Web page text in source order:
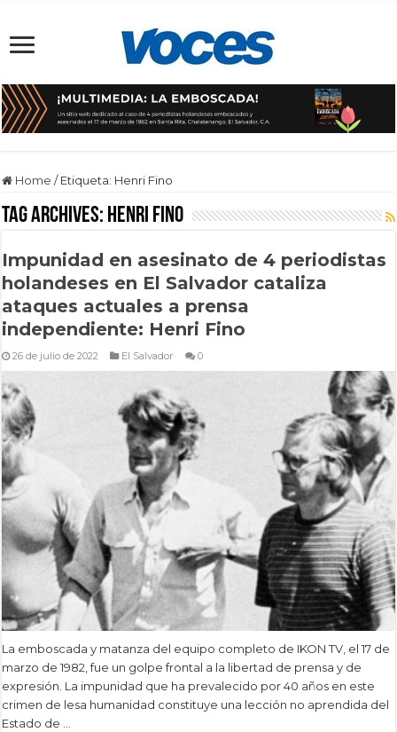
Home / Etiqueta: Henri Fino
Tag Archives: Henri Fino
Impunidad en asesinato de 4 periodistas
holandeses en El Salvador cataliza
ataques actuales a prensa
independiente: Henri Fino
26 de julio de 2022 El Salvador 0
La emboscada y matanza del equipo completo de IKON TV, el 17 de
marzo de 1982, fue un golpe frontal a la libertad de prensa y de
expresión. La impunidad que ha prevalecido por 40 años en este
crimen de lesa humanidad constituye una lección no aprendida del
Estado de …